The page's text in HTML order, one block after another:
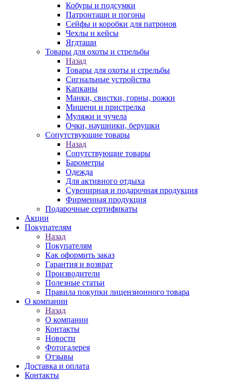
Кобуры и подсумки
Патронташи и погоны
Сейфы и коробки для патронов
Чехлы и кейсы
Ягдташи
Товары для охоты и стрельбы
Назад
Товары для охоты и стрельбы
Сигнальные устройства
Капканы
Манки, свистки, горны, рожки
Мишени и пристрелка
Муляжи и чучела
Очки, наушники, берушки
Сопутствующие товары
Назад
Сопутствующие товары
Барометры
Одежда
Для активного отдыха
Сувенирная и подарочная продукция
Фирменная продукция
Подарочные сертификаты
Акции
Покупателям
Назад
Покупателям
Как оформить заказ
Гарантия и возврат
Производители
Полезные статьи
Правила покупки лицензионного товара
О компании
Назад
О компании
Контакты
Новости
Фотогалерея
Отзывы
Доставка и оплата
Контакты